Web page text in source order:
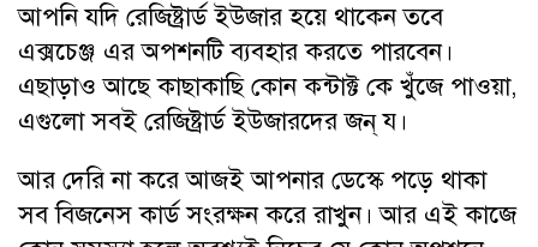
আপনি যদি রেজিষ্ট্রার্ড ইউজার হয়ে থাকেন তবে
এক্সচেঞ্জ এর অপশনটি ব্যবহার করতে পারবেন।
এছাড়াও আছে কাছাকাছি কোন কন্টাক্ট কে খুঁজে পাওয়া,
এগুলো সবই রেজিষ্ট্রার্ড ইউজারদের জন্ য।
আর দেরি না করে আজই আপনার ডেস্কে পড়ে থাকা
সব বিজনেস কার্ড সংরক্ষন করে রাখুন। আর এই কাজে